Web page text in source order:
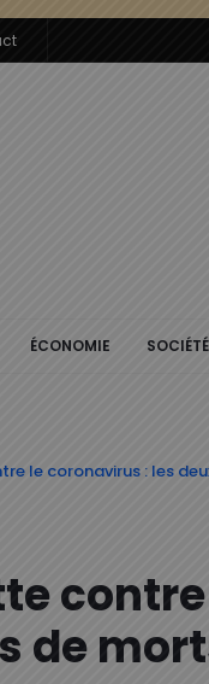
ÉCONOMIE SOCIÉTÉ
le coronavirus : les
de